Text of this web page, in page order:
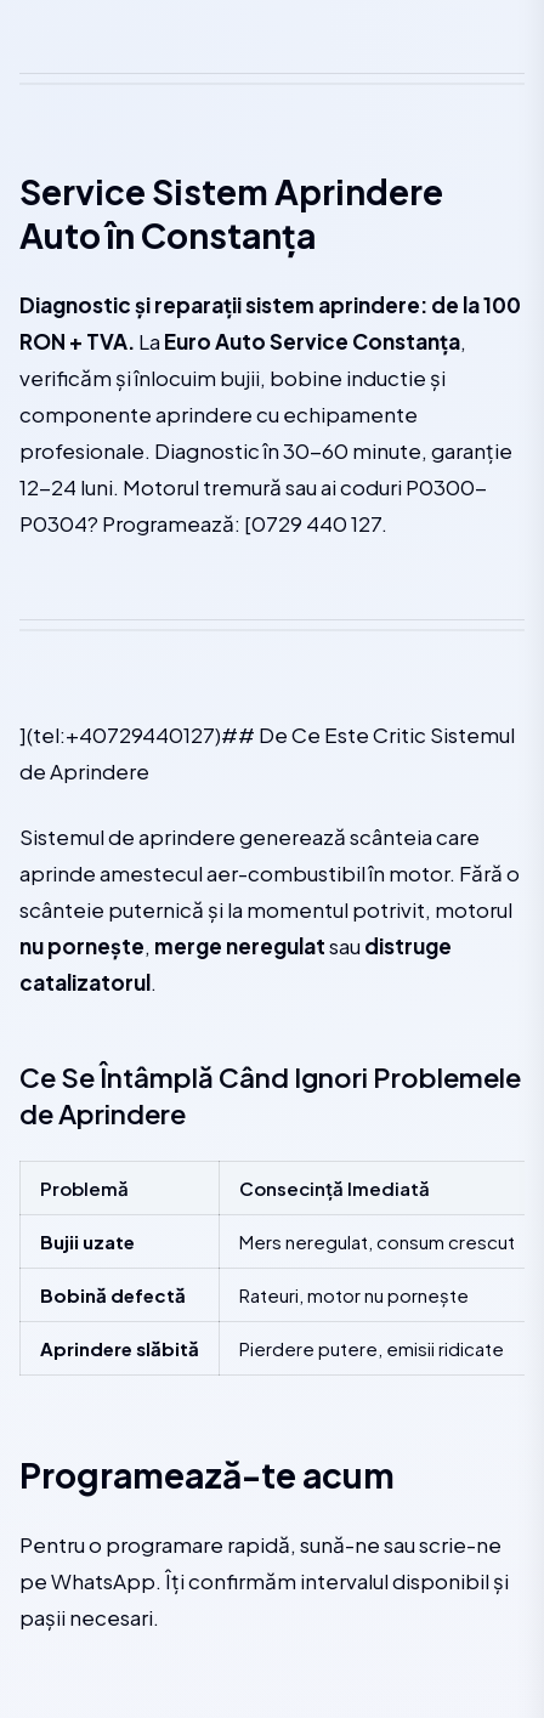
Service Sistem Aprindere
Auto în Constanța
Diagnostic și reparații sistem aprindere: de la 100
RON + TVA. La Euro Auto Service Constanța,
verificăm și înlocuim bujii, bobine inductie și
componente aprindere cu echipamente
profesionale. Diagnostic în 30-60 minute, garanție
12-24 luni. Motorul tremură sau ai coduri P0300-
P0304? Programează: [0729 440 127.
](tel:+40729440127)## De Ce Este Critic Sistemul
de Aprindere
Sistemul de aprindere generează scânteia care
aprinde amestecul aer-combustibil în motor. Fără o
scânteie puternică și la momentul potrivit, motorul
nu pornește, merge neregulatsau distruge
catalizatorul.
Ce Se Întâmplă Când Ignori Problemele
de Aprindere
Problemă Consecință Imediată
Bujii uzate Mers neregulat, consum crescut
Bobină defectă Rateuri, motor nu pornește
Aprindere slăbită Pierdere putere, emisii ridicate
Programează-te acum
Pentru o programare rapidă, sună-ne sau scrie-ne
pe WhatsApp. Îți confirmăm intervalul disponibil și
pașii necesari.